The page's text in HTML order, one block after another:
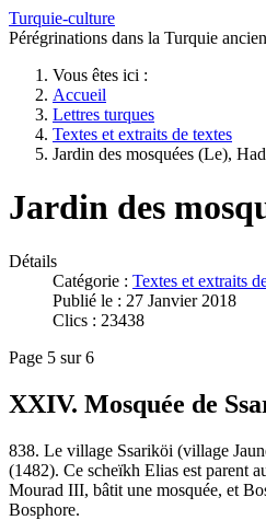
Turquie-culture
Pérégrinations dans la Turquie
Vous êtes ici :
Accueil
Lettres turques
Textes et extraits de textes
Jardin des mosquées (Le),
Jardin des
Détails
Catégorie : Textes et extraits
Publié le : 27 Janvier 2018
Clics : 23438
Page 5 sur 6
XXIV. Mosquée de
838. Le village Ssariköi (village
(1482). Ce scheïkh Elias est parent
Mourad III, bâtit une mosquée, et
Bosphore.